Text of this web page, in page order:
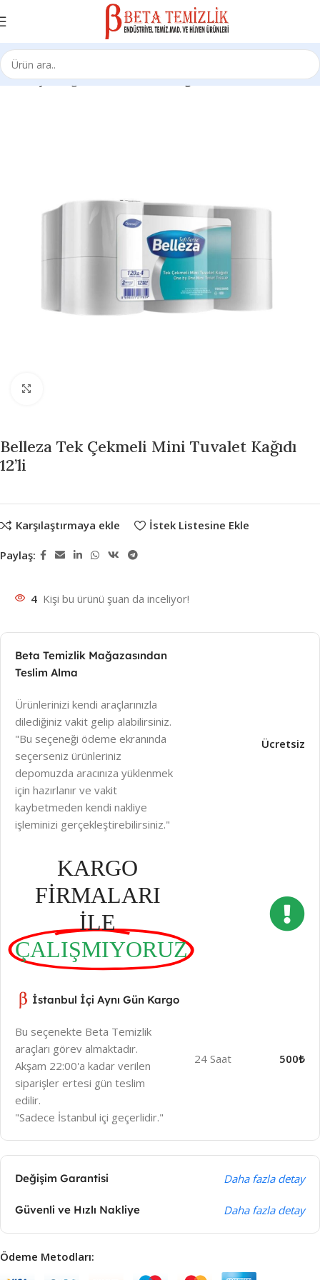
Ana Sayfa Kağıt Ürünleri Tuvalet Kağıtları
Belleza Tek Çekmeli Mini Tuvalet Kağıdı
12’li
Karşılaştırmaya ekle İstek Listesine Ekle
Paylaş:
4 Kişi bu ürünü şuan da inceliyor!
Beta Temizlik Mağazasından
Teslim Alma
Ürünlerinizi kendi araçlarınızla
dilediğiniz vakit gelip alabilirsiniz.
"Bu seçeneği ödeme ekranında
seçerseniz ürünleriniz
depomuzda aracınıza yüklenmek
için hazırlanır ve vakit
kaybetmeden kendi nakliye
işleminizi gerçekleştirebilirsiniz."
Ücretsiz
KARGO
FİRMALARI
İLE
ÇALIŞMIYORUZ
İstanbul İçi Aynı Gün Kargo
Bu seçenekte Beta Temizlik
araçları görev almaktadır.
Akşam 22:00'a kadar verilen
siparişler ertesi gün teslim
edilir.
"Sadece İstanbul içi geçerlidir."
24 Saat 500₺
Değişim Garantisi Daha fazla detay
Güvenli ve Hızlı Nakliye Daha fazla detay
Ödeme Metodları: